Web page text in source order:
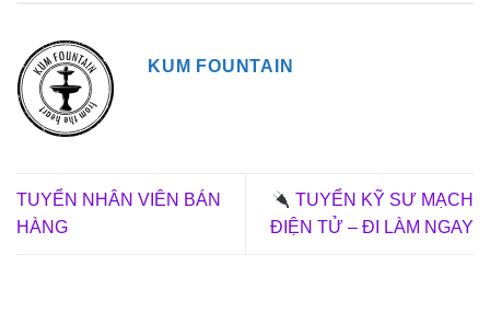
KUM FOUNTAIN
TUYỂN NHÂN VIÊN BÁN
HÀNG
TUYỂN KỸ SƯ MẠCH
ĐIỆN TỬ – ĐI LÀM NGAY